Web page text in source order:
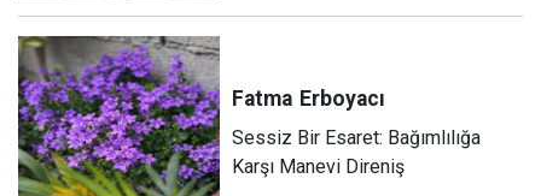
Fatma Erboyacı
Sessiz Bir Esaret: Bağımlılığa
Karşı Manevi Direniş